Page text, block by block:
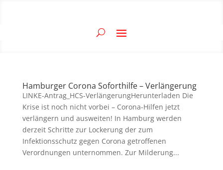
Hamburger Corona Soforthilfe – Verlängerung
LINKE-Antrag_HCS-VerlängerungHerunterladen Die
Krise ist noch nicht vorbei – Corona-Hilfen jetzt
verlängern und ausweiten! In Hamburg werden
derzeit Schritte zur Lockerung der zum
Infektionsschutz gegen Corona getroffenen
Verordnungen unternommen. Zur Milderung...